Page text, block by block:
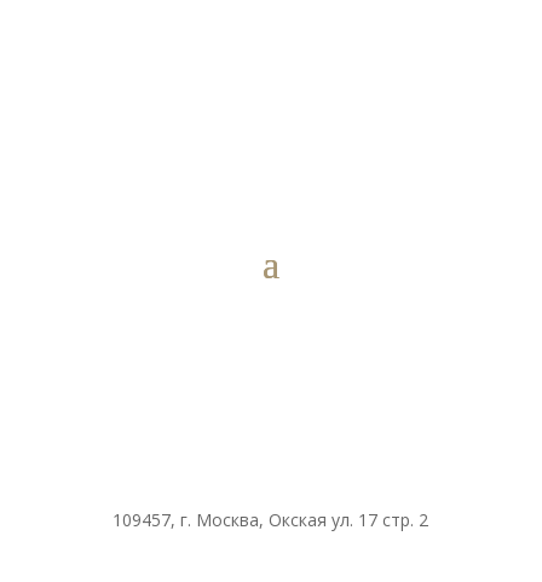
109457, г. Москва, Окская ул. 17 стр. 2